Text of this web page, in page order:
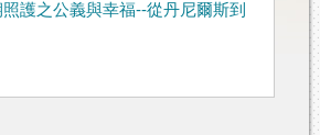
護之公義與幸福--從丹尼爾斯到